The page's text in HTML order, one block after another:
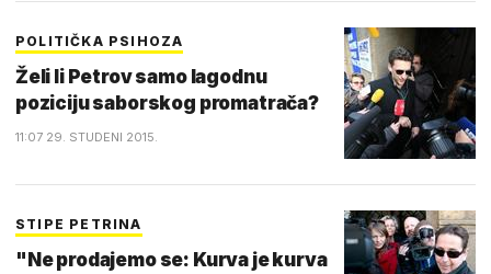
POLITIČKA PSIHOZA
Želi li Petrov samo lagodnu
poziciju saborskog promatrača?
11:07 29. STUDENI 2015.
STIPE PETRINA
"Ne prodajemo se: Kurva je kurva